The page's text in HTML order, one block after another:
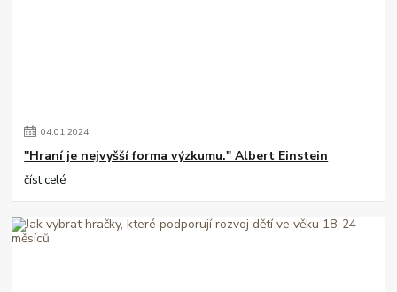
04.01.2024
"Hraní je nejvyšší forma výzkumu." Albert Einstein
číst celé